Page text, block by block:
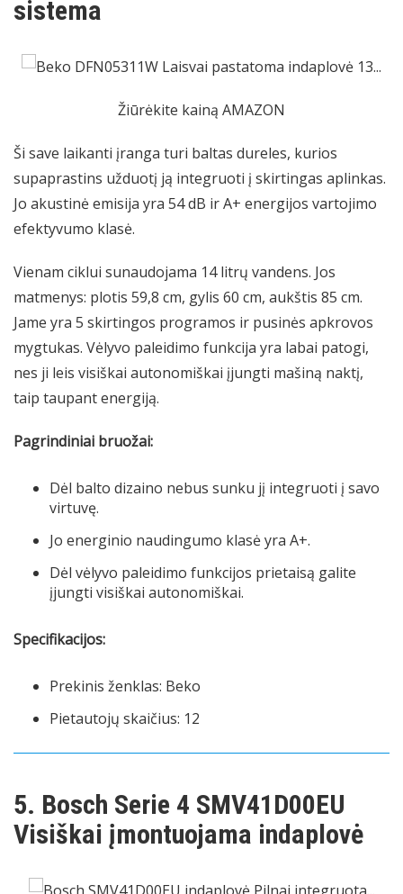
sistema
Žiūrėkite kainą AMAZON
Ši save laikanti įranga turi baltas dureles, kurios
supaprastins užduotį ją integruoti į skirtingas aplinkas.
Jo akustinė emisija yra 54 dB ir A+ energijos vartojimo
efektyvumo klasė.
Vienam ciklui sunaudojama 14 litrų vandens. Jos
matmenys: plotis 59,8 cm, gylis 60 cm, aukštis 85 cm.
Jame yra 5 skirtingos programos ir pusinės apkrovos
mygtukas. Vėlyvo paleidimo funkcija yra labai patogi,
nes ji leis visiškai autonomiškai įjungti mašiną naktį,
taip taupant energiją.
Pagrindiniai bruožai:
Dėl balto dizaino nebus sunku jį integruoti į savo
virtuvę.
Jo energinio naudingumo klasė yra A+.
Dėl vėlyvo paleidimo funkcijos prietaisą galite
įjungti visiškai autonomiškai.
Specifikacijos:
Prekinis ženklas: Beko
Pietautojų skaičius: 12
5. Bosch Serie 4 SMV41D00EU
Visiškai įmontuojama indaplovė